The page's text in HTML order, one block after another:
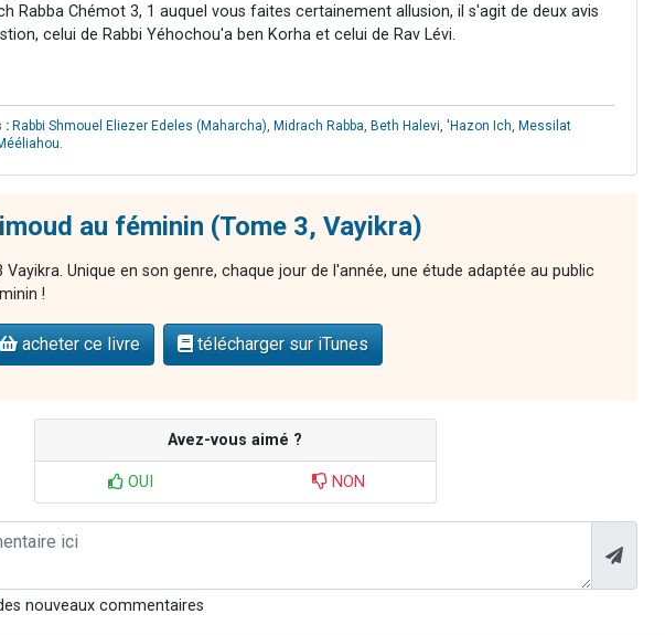
Rabba Chémot 3, 1 auquel vous faites certainement allusion, il s'agit de deux avis
celui de Rabbi Yéhochou'a ben Korha et celui de Rav Lévi.
: Rabbi Shmouel Eliezer Edeles (Maharcha) Midrach Rabba Beth Halevi 'Hazon Ich Messilat
au féminin (Tome 3, Vayikra)
Vayikra. Unique en son genre, chaque jour de l'année, une étude adaptée au public
!
acheter ce livre télécharger sur iTunes
Avez-vous aimé ?
OUI NON
nouveaux commentaires